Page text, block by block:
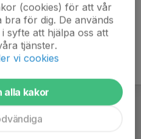
(cookies) för att vår
för dig. De används
syfte att hjälpa oss att
tjänster.
vi cookies
alla kakor